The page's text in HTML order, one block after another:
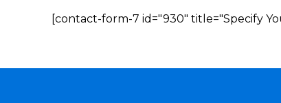
[contact-form-7 id="930" title="Specify